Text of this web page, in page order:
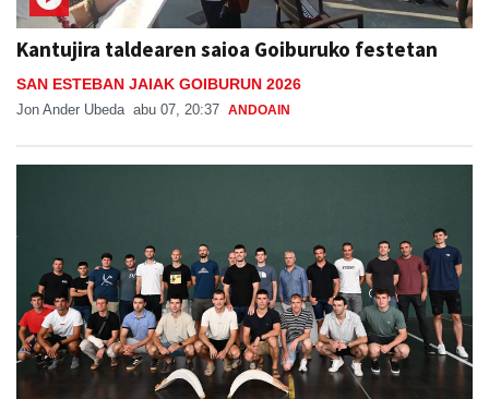
Kantujira taldearen saioa Goiburuko festetan
SAN ESTEBAN JAIAK GOIBURUN 2026
Jon Ander Ubeda abu 07, 20:37 ANDOAIN